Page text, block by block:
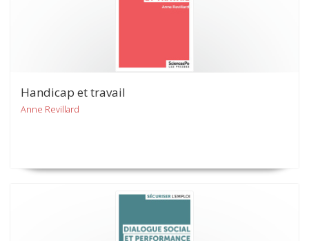
Handicap et travail
Anne Revillard